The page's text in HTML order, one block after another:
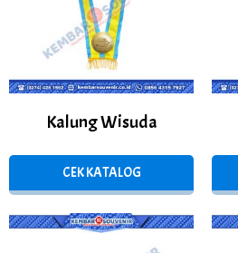
Kalung Wisuda
CEK KATALOG